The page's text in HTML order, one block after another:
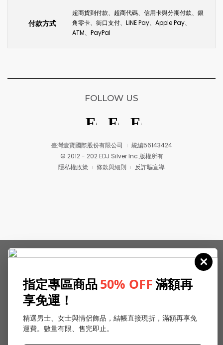
付款方式
超商貨到付款、超商代碼、信用卡與分期付款、銀
角零卡、街口支付、LINE Pay、Apple Pay、
ATM、PayPal
臺灣壹寶國際股份有限公司
統編56143424
© 2012 - 202 EDJ Silver Inc.版權所有
隱私權政策
條款與細則 反詐騙宣導
FOLLOW US
指定專區商品50% OFF滿額再
享免運！
精選男士、女士與情侶飾品，結帳直接現折，滿額再享免
運費。數量有限、售完即止。